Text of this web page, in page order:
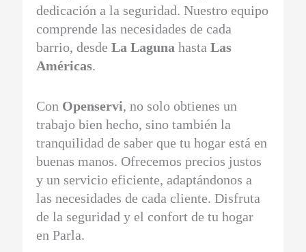
dedicación a la seguridad. Nuestro equipo
comprende las necesidades de cada
barrio, desdeLa Laguna hastaLas
Américas.
Con Openservi, no solo obtienes un
trabajo bien hecho, sino también la
tranquilidad de saber que tu hogar está en
buenas manos. Ofrecemos precios justos
y un servicio eficiente, adaptándonos a
las necesidades de cada cliente. Disfruta
de la seguridad y el confort de tu hogar
en Parla.